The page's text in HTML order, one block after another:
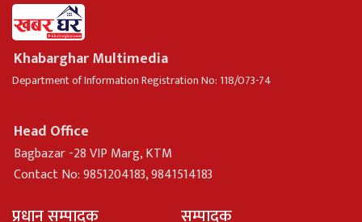
Khabarghar Multimedia
Department of Information Registration No: 118/073-74
Head Office
Bagbazar -28 VIP Marg, KTM
Contact No: 9851204183, 9841514183
प्रधान सम्पादक सम्पादक